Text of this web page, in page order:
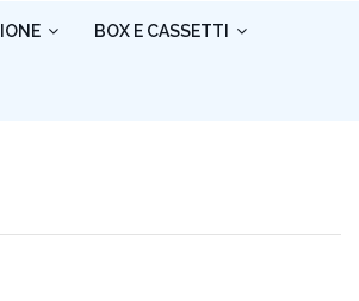
BOX E CASSETTI